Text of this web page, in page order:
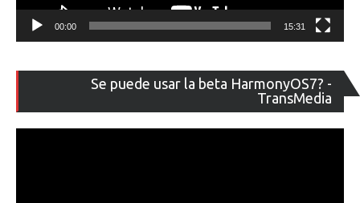
00:00 15:31
Se puede usar la beta HarmonyOS7? -
TransMedia
de